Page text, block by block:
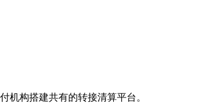
机构搭建共有的转接清算平台。